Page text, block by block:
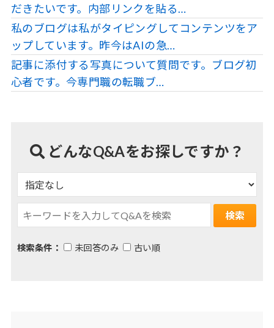
だきたいです。内部リンクを貼る…
私のブログは私がタイピングしてコンテンツをア
ップしています。昨今はAIの急…
記事に添付する写真について質問です。ブログ初
心者です。今専門職の転職ブ…
どんなQ&Aをお探しですか？
検索条件： 未回答のみ 古い順